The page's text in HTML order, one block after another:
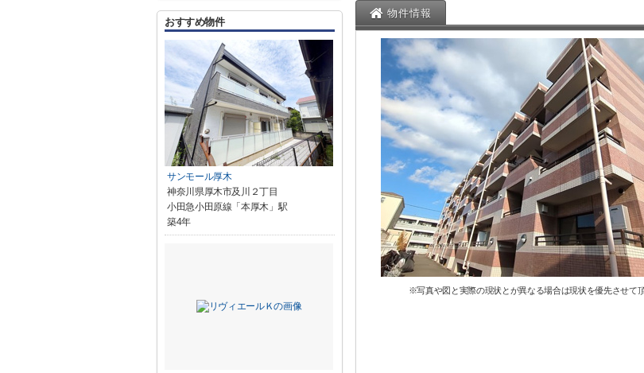
物件情報
※写真や図と実際の現状とが異なる場合は現状を優先させて
おすすめ物件
サンモール厚木
神奈川県厚木市及川２丁目
小田急小田原線「本厚木」駅
築4年